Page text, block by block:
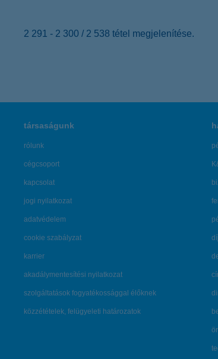
2 291 - 2 300 / 2 538 tétel megjelenítése.
társaságunk
rólunk
cégcsoport
kapcsolat
jogi nyilatkozat
adatvédelem
cookie szabályzat
karrier
akadálymentesítési nyilatkozat
szolgáltatások fogyatékossággal élőknek
közzétételek, felügyeleti határozatok